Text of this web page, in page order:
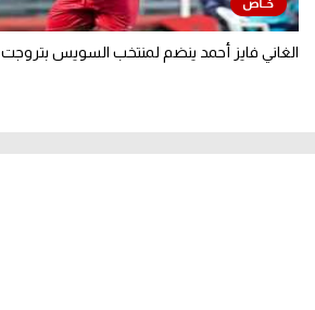
الغاني فايز أحمد ينضم لمنتخب السويس بتروجت